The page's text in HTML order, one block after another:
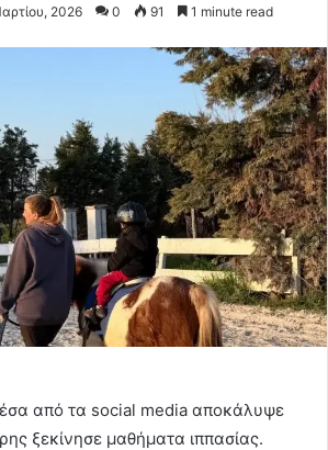
2026 0 91 1 minute read
από τα social media αποκάλυψε
ξεκίνησε μαθήματα ιππασίας.